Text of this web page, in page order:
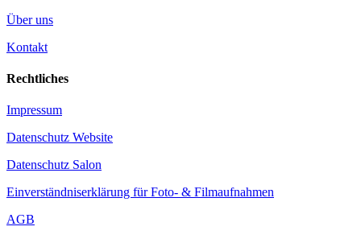
Über uns
Kontakt
Rechtliches
Impressum
Datenschutz Website
Datenschutz Salon
Einverständniserklärung für Foto- & Filmaufnahmen
AGB